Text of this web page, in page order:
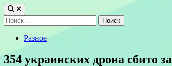
Найти:
PostedРазное
354 украинских дрона сбито